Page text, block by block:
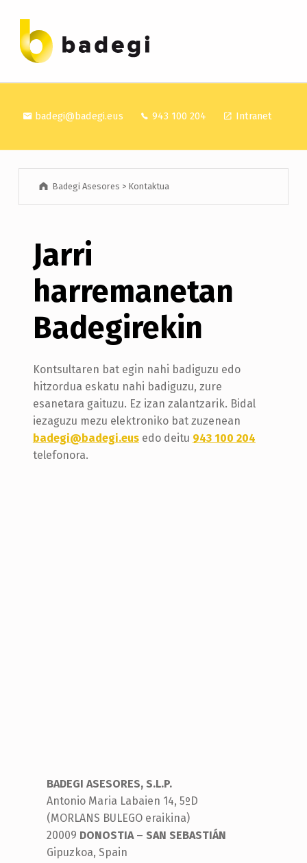
badegi@badegi.eus 943 100 204 Intranet
Badegi Asesores > Kontaktua
Jarri
harremanetan
Badegirekin
Kontsultaren bat egin nahi badiguzu edo
hitzordua eskatu nahi badiguzu, zure
esanetara gaituzu. Ez izan zalantzarik. Bidal
iezaguzu mezu elektroniko bat zuzenean
badegi@badegi.eusedo deitu 943 100 204
telefonora.
BADEGI ASESORES, S.L.P.
Antonio Maria Labaien 14, 5ºD
(MORLANS BULEGO eraikina)
20009 DONOSTIA – SAN SEBASTIÁN
Gipuzkoa, Spain